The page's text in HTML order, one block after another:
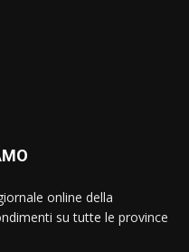
online della
su tutte le province